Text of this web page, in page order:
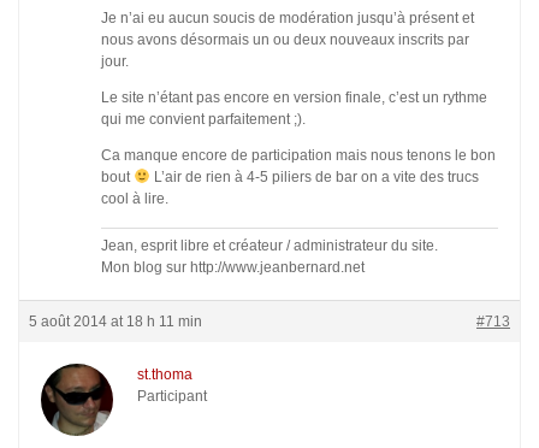
Je n’ai eu aucun soucis de modération jusqu’à présent et
nous avons désormais un ou deux nouveaux inscrits par
jour.
Le site n’étant pas encore en version finale, c’est un rythme
qui me convient parfaitement ;).
Ca manque encore de participation mais nous tenons le bon
bout
L’air de rien à 4-5 piliers de bar on a vite des trucs
cool à lire.
Jean, esprit libre et créateur / administrateur du site.
Mon blog sur http://www.jeanbernard.net
5 août 2014 at 18 h 11 min #713
st.thoma
Participant